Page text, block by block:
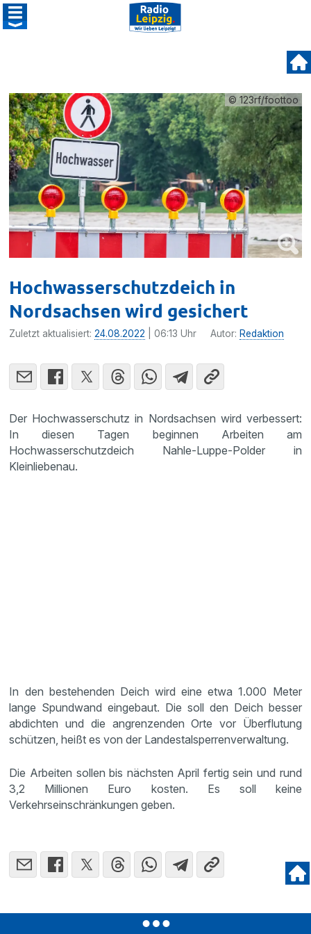
© 123rf/foottoo
Hochwasserschutzdeich in
Nordsachsen wird gesichert
Zuletzt aktualisiert:24.08.2022 | 06:13 Uhr Autor: Redaktion
Der Hochwasserschutz in Nordsachsen wird verbessert:
In diesen Tagen beginnen Arbeiten am
Hochwasserschutzdeich Nahle-Luppe-Polder in
Kleinliebenau.
In den bestehenden Deich wird eine etwa 1.000 Meter
lange Spundwand eingebaut. Die soll den Deich besser
abdichten und die angrenzenden Orte vor Überflutung
schützen, heißt es von der Landestalsperrenverwaltung.
Die Arbeiten sollen bis nächsten April fertig sein und rund
3,2 Millionen Euro kosten. Es soll keine
Verkehrseinschränkungen geben.